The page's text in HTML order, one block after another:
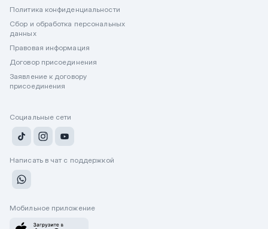
Политика конфиденциальности
Сбор и обработка персональных
данных
Правовая информация
Договор присоединения
Заявление к договору
присоединения
Социальные сети
Написать в чат с поддержкой
Мобильное приложение